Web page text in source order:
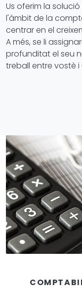
Us oferim la
l'àmbit de la
centrar en el
A més, se li
profunditat el seu
treball entre vostè